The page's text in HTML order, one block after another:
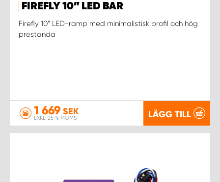
FIREFLY 10” LED BAR
Firefly 10” LED-ramp med minimalistisk profil och hög
prestanda
1 669 SEK
EXKL. 25 % MOMS LÄGG TILL